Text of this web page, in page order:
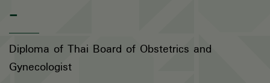
-
Diploma of Thai Board of Obstetrics and
Gynecologist